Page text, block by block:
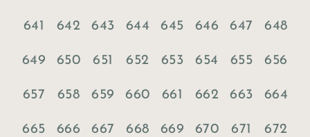
641 642 643 644 645 646 647 648
649 650 651 652 653 654 655 656
657 658 659 660 661 662 663 664
665 666 667 668 669 670 671 672